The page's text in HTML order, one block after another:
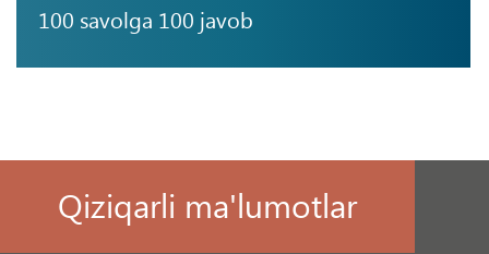
100 savolga 100 javob
Qiziqarli ma'lumotlar